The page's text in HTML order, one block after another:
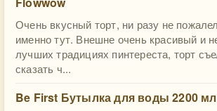
Очень вкусный торт, ни разу не
именно тут. Внешне очень красивый и
лучших традициях пинтереста, торт
сказать ч...
Be First Бутылка для воды 2200 мл